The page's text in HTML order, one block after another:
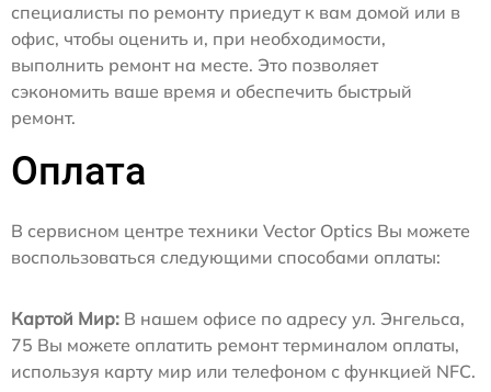
специалисты по ремонту приедут к вам домой или в
офис, чтобы оценить и, при необходимости,
выполнить ремонт на месте. Это позволяет
сэкономить ваше время и обеспечить быстрый
ремонт.
Оплата
В сервисном центре техники Vector Optics Вы можете
воспользоваться следующими способами оплаты:
Картой Мир: В нашем офисе по адресу ул. Энгельса,
75 Вы можете оплатить ремонт терминалом оплаты,
используя карту мир или телефоном с функцией NFC.